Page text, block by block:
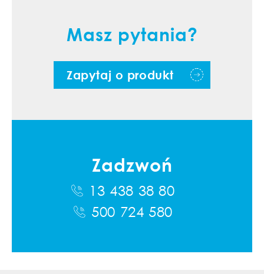
Masz pytania?
Zapytaj o produkt
Zadzwoń
13 438 38 80
500 724 580